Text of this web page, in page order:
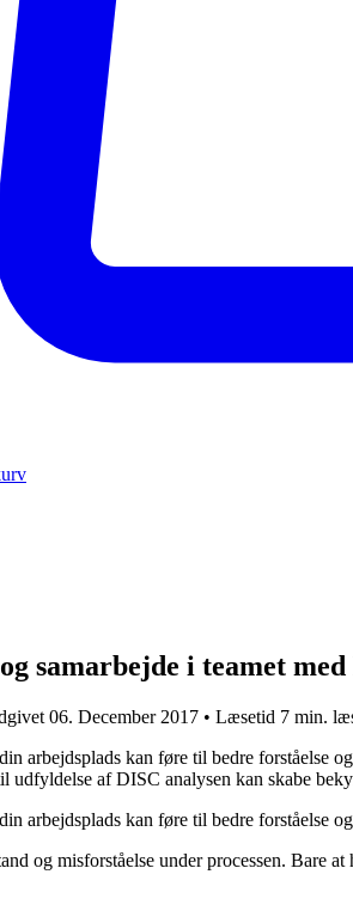
samarbejde i teamet
06. December 2017 • Læsetid 7 min.
arbejdsplads kan føre til bedre forståelse
udfyldelse af DISC analysen kan skabe
arbejdsplads kan føre til bedre forståelse
og misforståelse under processen. Bare